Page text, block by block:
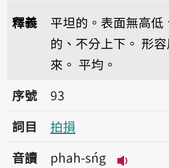
釋義 平坦的。表面無高低
的、不分上下。 形
來。 平均。
序號93拍損
序號
93
詞目
拍損
音讀
phah-sńg